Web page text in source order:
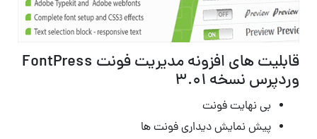
قابلیت های افزونه مدیریت فونت FontPress
وردپرس نسخه 3.01
بی نهایت فونت
پیش نمایش دیداری فونت ها